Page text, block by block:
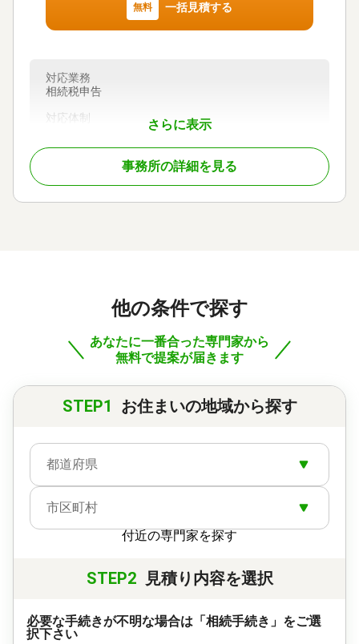
電話相談可 / 訪問可 / 土日相談可 / 初回相談無料 / 事
無料 一括見積する
さらに表示
対応業務
相続税申告
対応体制
事務所の詳細を見る
他の条件で探す
あなたに一番合った専門家から
無料で提案が届きます
STEP1 お住まいの地域から探す
都道府県
市区町村
付近の専門家を探す
STEP2 見積り内容を選択
必要な手続きが不明な場合は「相続手続き」をご選
択下さい